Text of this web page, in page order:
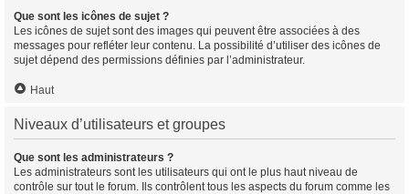
Que sont les icônes de sujet ?
Les icônes de sujet sont des images qui peuvent être associées à des
messages pour refléter leur contenu. La possibilité d’utiliser des icônes de
sujet dépend des permissions définies par l’administrateur.
Haut
Niveaux d’utilisateurs et groupes
Que sont les administrateurs ?
Les administrateurs sont les utilisateurs qui ont le plus haut niveau de
contrôle sur tout le forum. Ils contrôlent tous les aspects du forum comme les